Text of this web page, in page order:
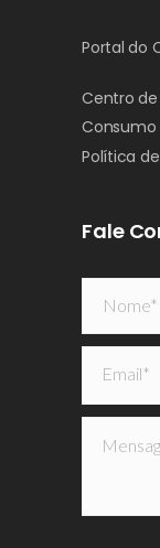
Portal do
Centro
Consumo
Política
Fale